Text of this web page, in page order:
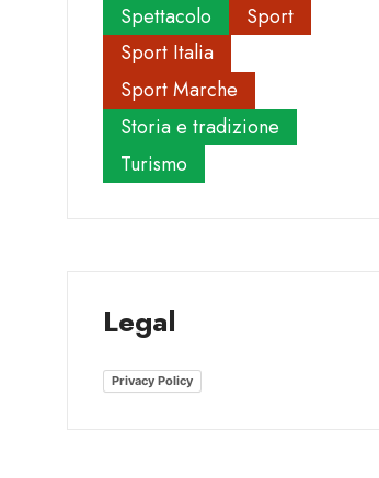
Spettacolo
Sport
Sport Italia
Sport Marche
Storia e tradizione
Turismo
Legal
Privacy Policy